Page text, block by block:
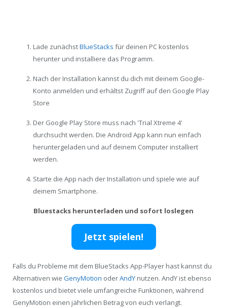
Lade zunächstBlueStacks für deinen PC kostenlos
herunter und installiere das Programm.
Nach der Installation kannst du dich mit deinem Google-
Konto anmelden und erhältst Zugriff auf den Google Play
Store
Der Google Play Store muss nach 'Trial Xtreme 4'
durchsucht werden. Die Android App kann nun einfach
heruntergeladen und auf deinem Computer installiert
werden.
Starte die App nach der Installation und spiele wie auf
deinem Smartphone.
Bluestacks herunterladen und sofort loslegen
Jetzt spielen!
Falls du Probleme mit dem BlueStacks App-Player hast kannst du
Alternativen wie GenyMotion oderAndY nutzen. AndY ist ebenso
kostenlos und bietet viele umfangreiche Funktionen, während
GenyMotion einen jährlichen Betrag von euch verlangt.